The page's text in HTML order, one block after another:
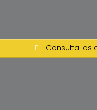
Consulta los